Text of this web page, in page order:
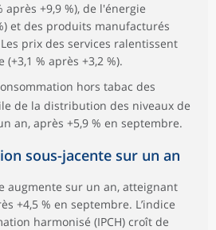
+9,9 %), de l'énergie
et des produits manufacturés
Les prix des services ralentissent
% après +3,2 %).
hors tabac des
de la distribution des niveaux de
an, après +5,9 % en septembre.
sous-jacente sur un an
augmente sur un an, atteignant
+4,5 % en septembre. L’indice
harmonisé (IPCH) croît de